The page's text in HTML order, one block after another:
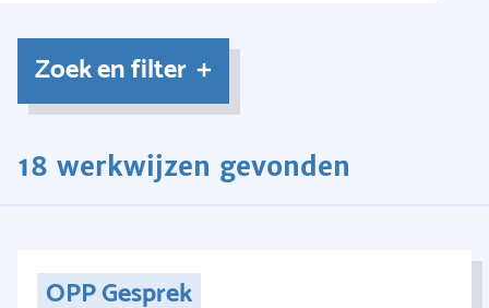
Zoek en filter
18 werkwijzen gevonden
OPP Gesprek